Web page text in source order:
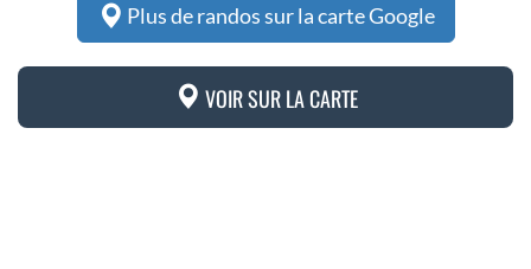
Plus de randos sur la carte Google
VOIR SUR LA CARTE